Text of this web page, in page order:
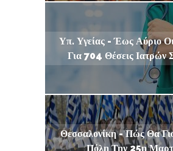
Υπ. Υγείας - Έως Αύριο Οι
Για 704 Θέσεις Ιατρών
Θεσσαλονίκη - Πώς Θα
Πόλη Την 25η